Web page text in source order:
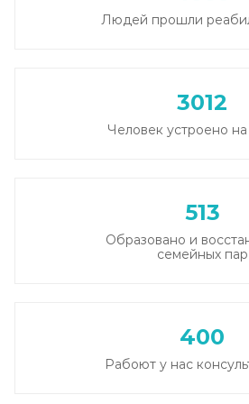
Вывод из запоя в стационаре
Снятие алкогольной интоксикации
Лечение плазмаферезом
Кодирование от алкоголизма
Людей прошли
3012
Человек устроено
513
Образовано и
семейных пар
400
Рабоют у нас